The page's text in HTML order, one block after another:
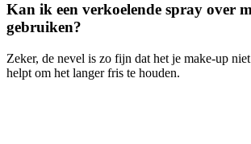
Kan ik een verkoelende spray over
gebruiken?
Zeker, de nevel is zo fijn dat het je make-up
helpt om het langer fris te houden.